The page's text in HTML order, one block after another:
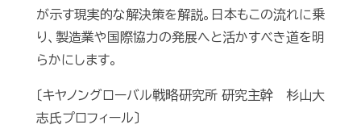
が示す現実的な解決策を解説。日本もこの流れに乗
り、製造業や国際協力の発展へと活かすべき道を明
らかにします。
〔キヤノングローバル戦略研究所 研究主幹 杉山大
志氏プロフィール〕